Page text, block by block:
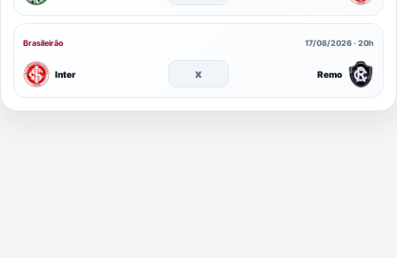
Brasileirão 17/08/2026 · 20h
Inter x Remo